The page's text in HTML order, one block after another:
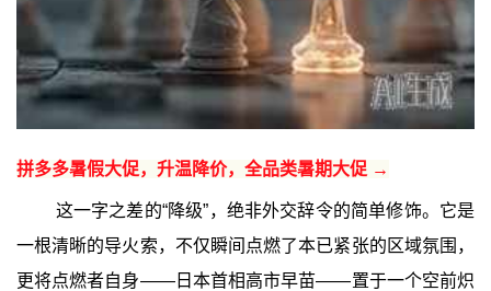
拼多多暑假大促，升温降价，全品类暑期大促 →
这一字之差的“降级”，绝非外交辞令的简单修饰。它是
一根清晰的导火索，不仅瞬间点燃了本已紧张的区域氛围，
更将点燃者自身——日本首相高市早苗——置于一个空前炽